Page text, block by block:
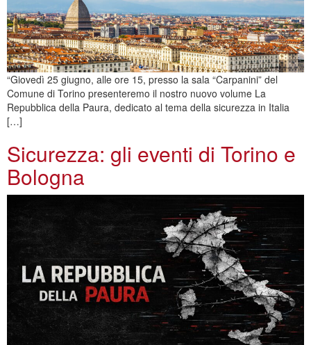
“Giovedì 25 giugno, alle ore 15, presso la sala “Carpanini” del
Comune di Torino presenteremo il nostro nuovo volume La
Repubblica della Paura, dedicato al tema della sicurezza in Italia
[…]
Sicurezza: gli eventi di Torino e
Bologna